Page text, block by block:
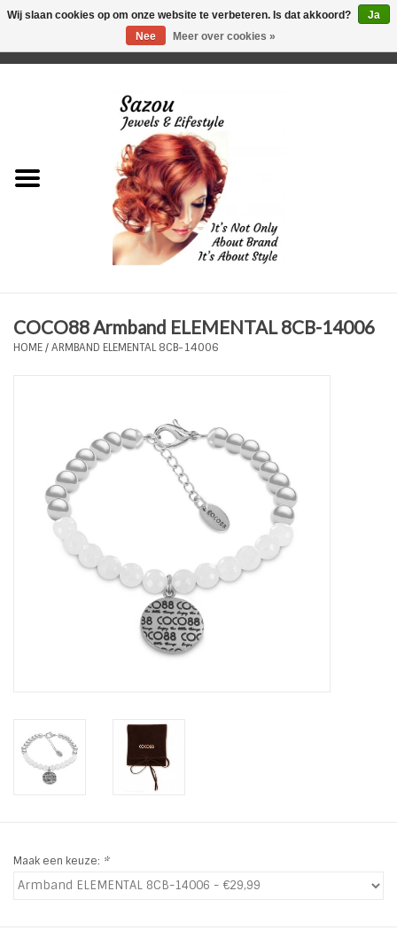
Just for Him
Plus Size Sieraden
Tassen en meer
Haaraccesoires
Zonnebrillen
Ohlala Jewels
LIFESTYLE PRODUCTEN
SALE
COCO88 Armband ELEMENTAL 8CB-14006
HOME/ARMBAND ELEMENTAL 8CB-14006
Maak een keuze: *
Wij slaan cookies op om onze website te verbeteren. Is dat akkoord?
Ja
Nee
Meer over cookies »